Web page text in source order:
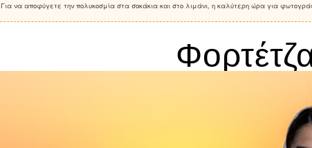
Για να αποφύγετε την πολυκοσμία στα σοκάκια και στο λιμάνι, η καλύτερη ώρα για